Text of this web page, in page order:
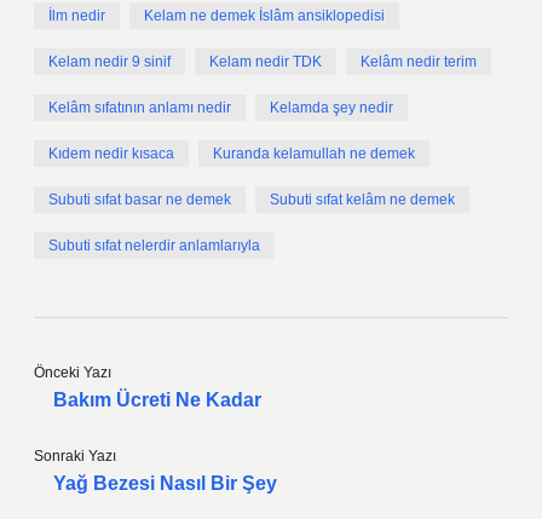
İlm nedir Kelam ne demek İslâm ansiklopedisi
Kelam nedir 9 sinif Kelam nedir TDK Kelâm nedir terim
Kelâm sıfatının anlamı nedir Kelamda şey nedir
Kıdem nedir kısaca Kuranda kelamullah ne demek
Subuti sıfat basar ne demek Subuti sıfat kelâm ne demek
Subuti sıfat nelerdir anlamlarıyla
Önceki Yazı
Bakım Ücreti Ne Kadar
Sonraki Yazı
Yağ Bezesi Nasıl Bir Şey